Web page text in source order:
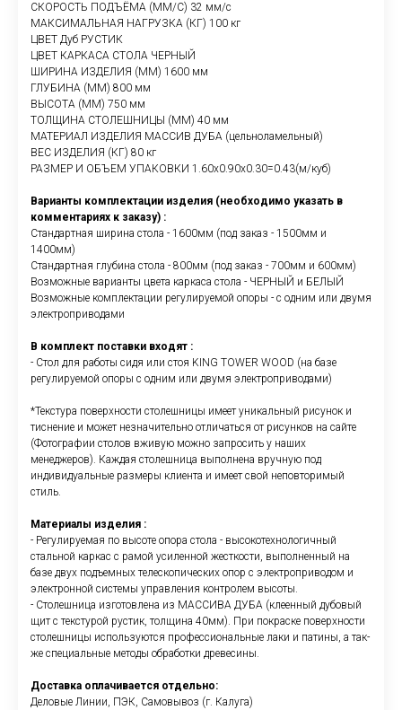
СКОРОСТЬ ПОДЪЁМА (ММ/С) 32 мм/с
МАКСИМАЛЬНАЯ НАГРУЗКА (КГ) 100 кг
ЦВЕТ Дуб РУСТИК
ЦВЕТ КАРКАСА СТОЛА ЧЕРНЫЙ
ШИРИНА ИЗДЕЛИЯ (ММ) 1600 мм
ГЛУБИНА (ММ) 800 мм
ВЫСОТА (ММ) 750 мм
ТОЛЩИНА СТОЛЕШНИЦЫ (ММ) 40 мм
МАТЕРИАЛ ИЗДЕЛИЯ МАССИВ ДУБА (цельноламельный)
ВЕС ИЗДЕЛИЯ (КГ) 80 кг
РАЗМЕР И ОБЪЕМ УПАКОВКИ 1.60х0.90х0.30=0.43(м/куб)
Варианты комплектации изделия (необходимо указать в
комментариях к заказу) :
Стандартная ширина стола - 1600мм (под заказ - 1500мм и
1400мм)
Стандартная глубина стола - 800мм (под заказ - 700мм и 600мм)
Возможные варианты цвета каркаса стола - ЧЕРНЫЙ и БЕЛЫЙ
Возможные комплектации регулируемой опоры - с одним или двумя
электроприводами
В комплект поставки входят :
- Стол для работы сидя или стоя KING TOWER WOOD (на базе
регулируемой опоры с одним или двумя электроприводами)
*Текстура поверхности столешницы имеет уникальный рисунок и
тиснение и может незначительно отличаться от рисунков на сайте
(Фотографии столов вживую можно запросить у наших
менеджеров). Каждая столешница выполнена вручную под
индивидуальные размеры клиента и имеет свой неповторимый
стиль.
Материалы изделия :
- Регулируемая по высоте опора стола - высокотехнологичный
стальной каркас с рамой усиленной жесткости, выполненный на
базе двух подъемных телескопических опор с электроприводом и
электронной системы управления контролем высоты.
- Столешница изготовлена из МАССИВА ДУБА (клеенный дубовый
щит с текстурой рустик, толщина 40мм). При покраске поверхности
столешницы используются профессиональные лаки и патины, а так-
же специальные методы обработки древесины.
Доставка оплачивается отдельно:
Деловые Линии, ПЭК, Самовывоз (г. Калуга)